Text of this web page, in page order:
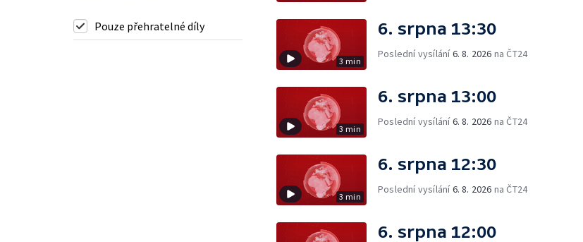
Pouze přehratelné díly
3 min
6. srpna 13:30
Poslední vysílání6. 8. 2026 na ČT24
3 min
6. srpna 13:00
Poslední vysílání6. 8. 2026 na ČT24
3 min
6. srpna 12:30
Poslední vysílání6. 8. 2026 na ČT24
6. srpna 12:00